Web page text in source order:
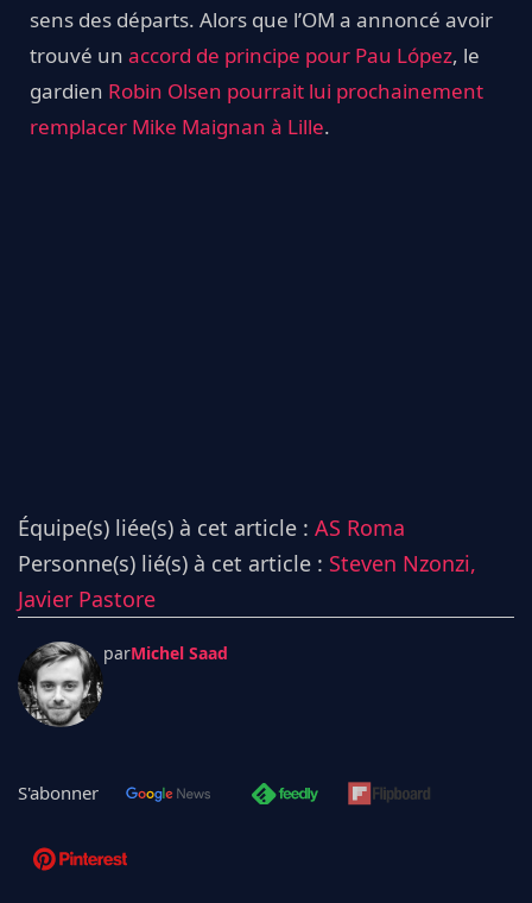
sens des départs. Alors que l’OM a annoncé avoir
trouvé un accord de principe pour Pau López, le
gardien Robin Olsen pourrait lui prochainement
remplacer Mike Maignan à Lille.
Équipe(s) liée(s) à cet article : AS Roma
Personne(s) lié(s) à cet article : Steven Nzonzi,
Javier Pastore
parMichel Saad
S'abonner